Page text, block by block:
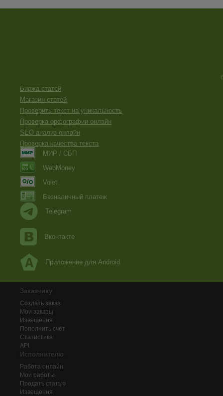
Биржа статей
Магазин статей
Проверить текст на уникальность
Проверка орфографии онлайн
SEO анализ онлайн
Проверка качества текста
МИР / СБП
WebMoney
Volet
Безналичный платеж
Telegram
Вконтакте
Приложение для Android
Заказчику
Создать заказ
Мои заказы
Извещения
Пополнить счёт
Статистика
API
Исполнителю
Работа онлайн
Мои работы
Продать статью
Извещения